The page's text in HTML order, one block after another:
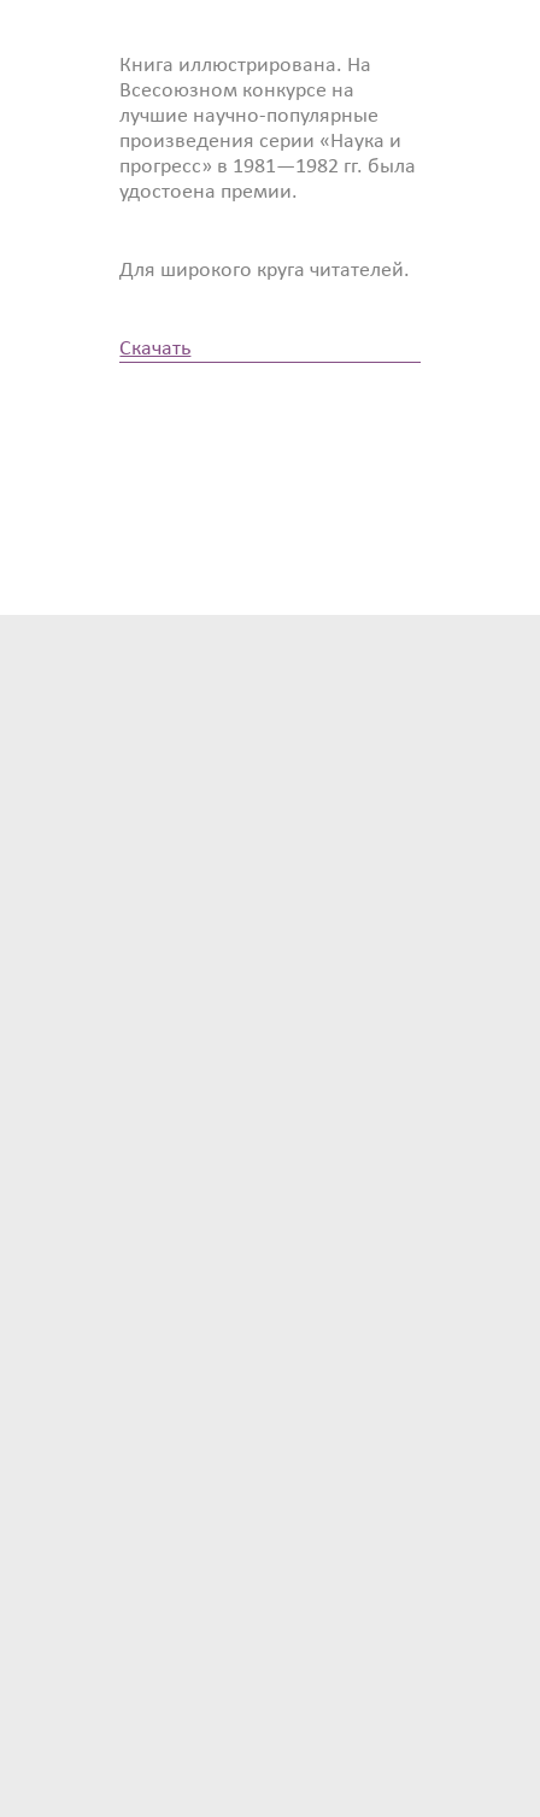
Книга иллюстрирована. На
Всесоюзном конкурсе на
лучшие научно-популярные
произведения серии «Наука и
прогресс» в 1981—1982 гг. была
удостоена премии.
Для широкого круга читателей.
Скачать